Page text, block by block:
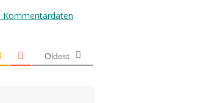
Kommentardaten
Oldest